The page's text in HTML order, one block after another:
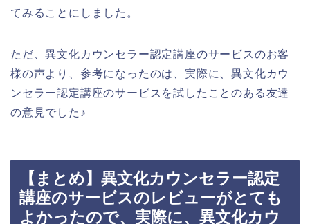
てみることにしました。
ただ、異文化カウンセラー認定講座のサービスのお客
様の声より、参考になったのは、実際に、異文化カウ
ンセラー認定講座のサービスを試したことのある友達
の意見でした♪
【まとめ】異文化カウンセラー認定
講座のサービスのレビューがとても
よかったので、実際に、異文化カウ